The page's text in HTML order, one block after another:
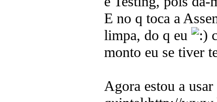
E no q toca a
limpa, do q eu
monto eu se tiver
Agora estou a